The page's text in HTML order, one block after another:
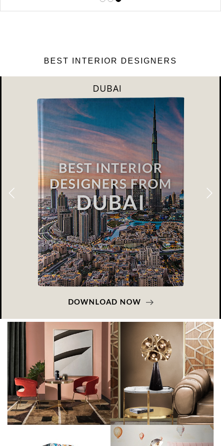
BEST INTERIOR DESIGNERS
DUBAI
DOWNLOAD NOW